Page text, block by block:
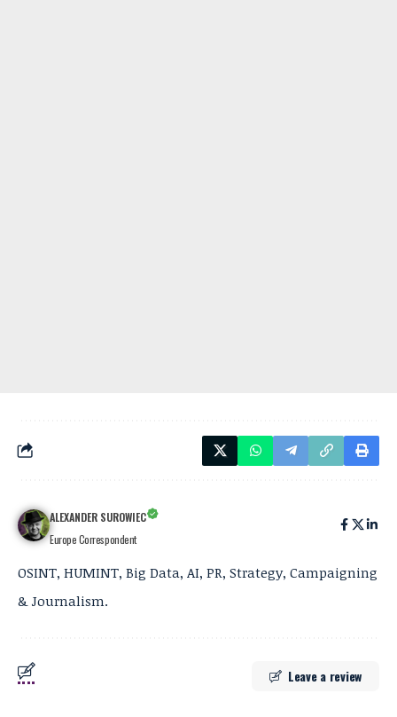
ALEXANDER SUROWIEC
Europe Correspondent
OSINT, HUMINT, Big Data, AI, PR, Strategy, Campaigning
& Journalism.
Leave a review